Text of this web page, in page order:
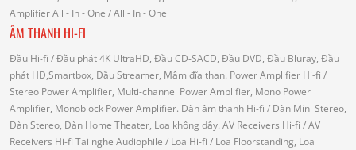
AmplifierAll - In - One / All - In - One
ÂM THANH HI-FI
Đầu Hi-fi / Đầu phát 4K UltraHD, Đầu CD-SACD, Đầu DVD, Đầu Bluray, Đầu
phát HD,Smartbox, Đầu Streamer, Mâm đĩa than. Power Amplifier Hi-fi /
Stereo Power Amplifier, Multi-channel Power Amplifier, Mono Power
Amplifier, Monoblock Power Amplifier. Dàn âm thanh Hi-fi / Dàn Mini Stereo,
Dàn Stereo, Dàn Home Theater, Loa không dây. AV Receivers Hi-fi / AV
Receivers Hi-fi Tai nghe Audiophile / Loa Hi-fi / Loa Floorstanding, Loa